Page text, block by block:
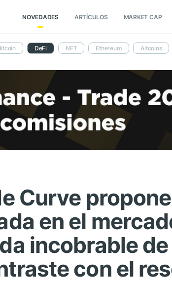
NOVEDADES ARTÍCULOS MARKET CAP
DeFi NFT Ethereum Altcoins
Curve
en el
incobrable de
con el